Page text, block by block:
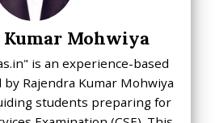
Kumar Mohwiya
is an experience-based
Rajendra Kumar Mohwiya
students preparing for